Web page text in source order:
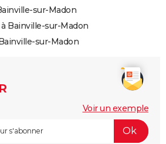
sur-Madon
Bainville-sur-Madon
sur-Madon
Voir un exemple